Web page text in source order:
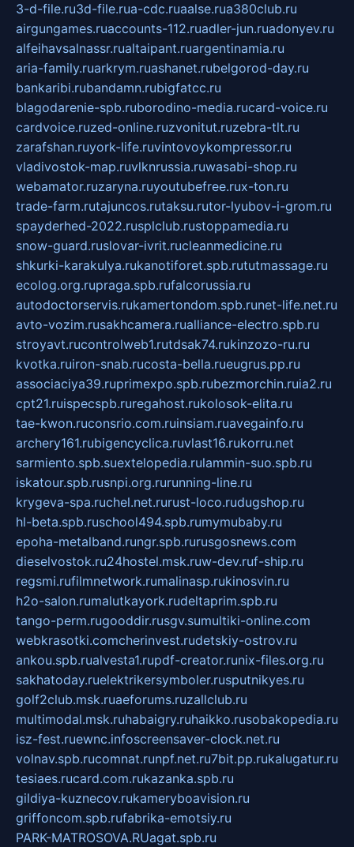
3-d-file.ru3d-file.rua-cdc.ruaalse.rua380club.ru
airgungames.ruaccounts-112.ruadler-jun.ruadonyev.ru
alfeihavsalnassr.rualtaipant.ruargentinamia.ru
aria-family.ruarkrym.ruashanet.rubelgorod-day.ru
bankaribi.rubandamn.rubigfatcc.ru
blagodarenie-spb.ruborodino-media.rucard-voice.ru
cardvoice.ruzed-online.ruzvonitut.ruzebra-tlt.ru
zarafshan.ruyork-life.ruvintovoykompressor.ru
vladivostok-map.ruvlknrussia.ruwasabi-shop.ru
webamator.ruzaryna.ruyoutubefree.rux-ton.ru
trade-farm.rutajuncos.rutaksu.rutor-lyubov-i-grom.ru
spayderhed-2022.rusplclub.rustoppamedia.ru
snow-guard.ruslovar-ivrit.rucleanmedicine.ru
shkurki-karakulya.rukanotiforet.spb.rututmassage.ru
ecolog.org.rupraga.spb.rufalcorussia.ru
autodoctorservis.rukamertondom.spb.runet-life.net.ru
avto-vozim.rusakhcamera.rualliance-electro.spb.ru
stroyavt.rucontrolweb1.rutdsak74.rukinzozo-ru.ru
kvotka.ruiron-snab.rucosta-bella.rueugrus.pp.ru
associaciya39.ruprimexpo.spb.rubezmorchin.ruia2.ru
cpt21.ruispecspb.ruregahost.rukolosok-elita.ru
tae-kwon.ruconsrio.com.ruinsiam.ruavegainfo.ru
archery161.rubigencyclica.ruvlast16.rukorru.net
sarmiento.spb.suextelopedia.rulammin-suo.spb.ru
iskatour.spb.rusnpi.org.rurunning-line.ru
krygeva-spa.ruchel.net.rurust-loco.rudugshop.ru
hl-beta.spb.ruschool494.spb.rumymubaby.ru
epoha-metalband.rungr.spb.rurusgosnews.com
dieselvostok.ru24hostel.msk.ruw-dev.ruf-ship.ru
regsmi.rufilmnetwork.rumalinasp.rukinosvin.ru
h2o-salon.rumalutkayork.rudeltaprim.spb.ru
tango-perm.rugooddir.rusgv.sumultiki-online.com
webkrasotki.comcherinvest.rudetskiy-ostrov.ru
ankou.spb.rualvesta1.rupdf-creator.runix-files.org.ru
sakhatoday.ruelektrikersymboler.rusputnikyes.ru
golf2club.msk.ruaeforums.ruzallclub.ru
multimodal.msk.ruhabaigry.ruhaikko.rusobakopedia.ru
isz-fest.ruewnc.infoscreensaver-clock.net.ru
volnav.spb.rucomnat.runpf.net.ru7bit.pp.rukalugatur.ru
tesiaes.rucard.com.rukazanka.spb.ru
gildiya-kuznecov.rukameryboavision.ru
griffoncom.spb.rufabrika-emotsiy.ru
PARK-MATROSOVA.RUagat.spb.ru